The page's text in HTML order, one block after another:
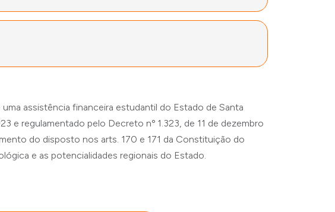
assistência financeira estudantil do Estado de Santa
e regulamentado pelo Decreto nº 1.323, de 11 de dezembro
do disposto nos arts. 170 e 171 da Constituição do
e as potencialidades regionais do Estado.